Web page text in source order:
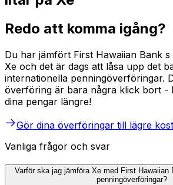
Redo att komma igång?
Du har jämfört First Hawaiian Bank
Xe och det är dags att låsa upp det
internationella penningöverföringar.
överföring är bara några klick bort -
dina pengar längre!
Gör dina överföringar till lägre
Vanliga frågor och svar
Varför ska jag jämföra Xe med First Hawaiian
penningöverföringar?